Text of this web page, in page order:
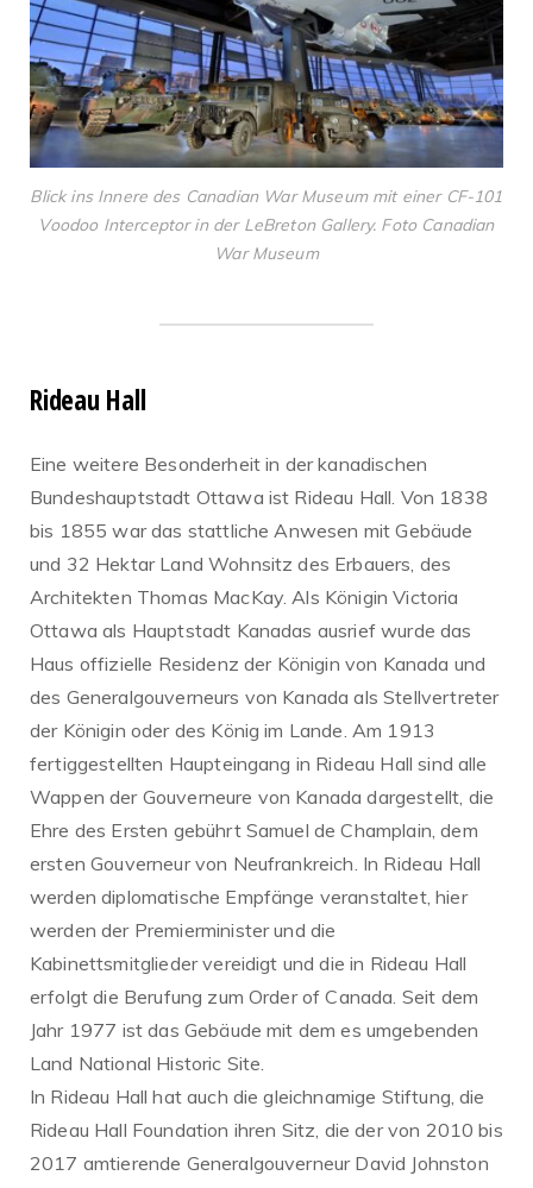
Blick ins Innere des Canadian War Museum mit einer CF-101
Voodoo Interceptor in der LeBreton Gallery. Foto Canadian
War Museum
Rideau Hall
Eine weitere Besonderheit in der kanadischen
Bundeshauptstadt Ottawa ist Rideau Hall. Von 1838
bis 1855 war das stattliche Anwesen mit Gebäude
und 32 Hektar Land Wohnsitz des Erbauers, des
Architekten Thomas MacKay. Als Königin Victoria
Ottawa als Hauptstadt Kanadas ausrief wurde das
Haus offizielle Residenz der Königin von Kanada und
des Generalgouverneurs von Kanada als Stellvertreter
der Königin oder des König im Lande. Am 1913
fertiggestellten Haupteingang in Rideau Hall sind alle
Wappen der Gouverneure von Kanada dargestellt, die
Ehre des Ersten gebührt Samuel de Champlain, dem
ersten Gouverneur von Neufrankreich. In Rideau Hall
werden diplomatische Empfänge veranstaltet, hier
werden der Premierminister und die
Kabinettsmitglieder vereidigt und die in Rideau Hall
erfolgt die Berufung zum Order of Canada. Seit dem
Jahr 1977 ist das Gebäude mit dem es umgebenden
Land National Historic Site.
In Rideau Hall hat auch die gleichnamige Stiftung, die
Rideau Hall Foundation ihren Sitz, die der von 2010 bis
2017 amtierende Generalgouverneur David Johnston